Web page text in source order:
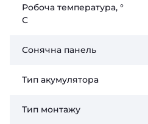
Робоча температура, °
С
Сонячна панель
Тип акумулятора
Тип монтажу